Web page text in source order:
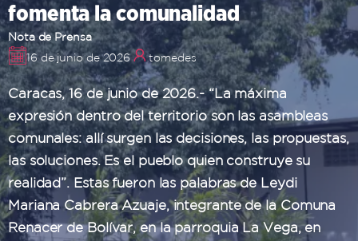
fomenta la comunalidad
Nota de Prensa
16 de junio de 2026
tomedes
Caracas, 16 de junio de 2026.- “La máxima
expresión dentro del territorio son las asambleas
comunales: allí surgen las decisiones, las propuestas,
las soluciones. Es el pueblo quien construye su
realidad”. Estas fueron las palabras de Leydi
Mariana Cabrera Azuaje, integrante de la Comuna
Renacer de Bolívar, en la parroquia La Vega, en